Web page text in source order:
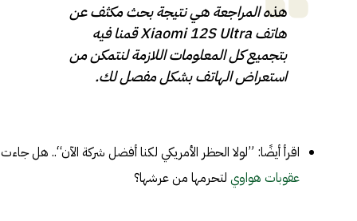
هذه المراجعة هي نتيجة بحث مكثف عن
هاتف Xiaomi 12S Ultra قمنا فيه
بتجميع كل المعلومات اللازمة لنتمكن من
استعراض الهاتف بشكل مفصل لك.
اقرأ أيضًا: ”لولا الحظر الأمريكي لكنا أفضل شركة الآن“.. هل جاءت
عقوبات هواوي لتحرمها من عرشها؟